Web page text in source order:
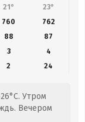
21° 23°
760 762
88 87
3
4
2 24
Утром
Вечером